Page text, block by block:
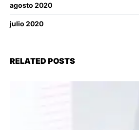
agosto 2020
julio 2020
RELATED POSTS